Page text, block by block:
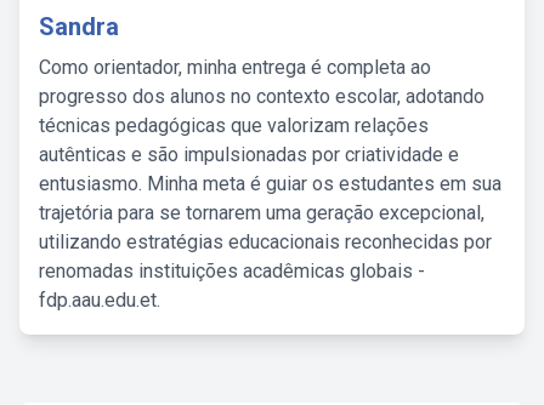
Sandra
Como orientador, minha entrega é completa ao
progresso dos alunos no contexto escolar, adotando
técnicas pedagógicas que valorizam relações
autênticas e são impulsionadas por criatividade e
entusiasmo. Minha meta é guiar os estudantes em sua
trajetória para se tornarem uma geração excepcional,
utilizando estratégias educacionais reconhecidas por
renomadas instituições acadêmicas globais -
fdp.aau.edu.et.